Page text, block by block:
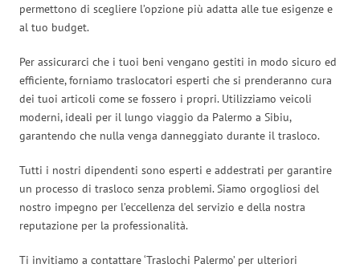
permettono di scegliere l’opzione più adatta alle tue esigenze e
al tuo budget.
Per assicurarci che i tuoi beni vengano gestiti in modo sicuro ed
efficiente, forniamo traslocatori esperti che si prenderanno cura
dei tuoi articoli come se fossero i propri. Utilizziamo veicoli
moderni, ideali per il lungo viaggio da Palermo a Sibiu,
garantendo che nulla venga danneggiato durante il trasloco.
Tutti i nostri dipendenti sono esperti e addestrati per garantire
un processo di trasloco senza problemi. Siamo orgogliosi del
nostro impegno per l’eccellenza del servizio e della nostra
reputazione per la professionalità.
Ti invitiamo a contattare ‘Traslochi Palermo’ per ulteriori